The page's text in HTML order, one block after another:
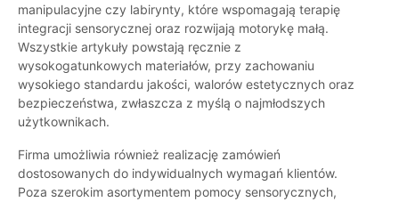
manipulacyjne czy labirynty, które wspomagają terapię
integracji sensorycznej oraz rozwijają motorykę małą.
Wszystkie artykuły powstają ręcznie z
wysokogatunkowych materiałów, przy zachowaniu
wysokiego standardu jakości, walorów estetycznych oraz
bezpieczeństwa, zwłaszcza z myślą o najmłodszych
użytkownikach.
Firma umożliwia również realizację zamówień
dostosowanych do indywidualnych wymagań klientów.
Poza szerokim asortymentem pomocy sensorycznych,